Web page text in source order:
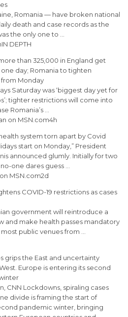
Romania — have broken national
death and case records as the
the only one to …
DEPTH
than 325,000 in England get
day; Romania to tighten
Monday
Saturday was ‘biggest day yet for
tighter restrictions will come into
Romania’s …
on MSN.com4h
system torn apart by Covid
start on Monday,” President
announced glumly. Initially for two
one dares guess …
MSN.com2d
COVID-19 restrictions as cases
government will reintroduce a
and make health passes mandatory
public venues from …
grips the East and uncertainty
Europe is entering its second
CNN Lockdowns, spiraling cases
divide is framing the start of
pandemic winter, bringing